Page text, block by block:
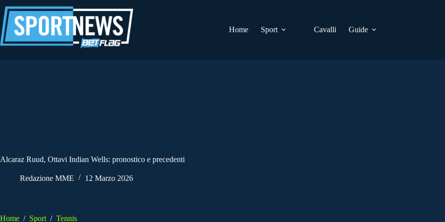
al
contenuto
Home
Sport Cavalli Guide
Alcaraz Ruud, Ottavi Indian Wells: pronostico e precedenti
Redazione MME 12 Marzo 2026
Home / Sport / Tennis